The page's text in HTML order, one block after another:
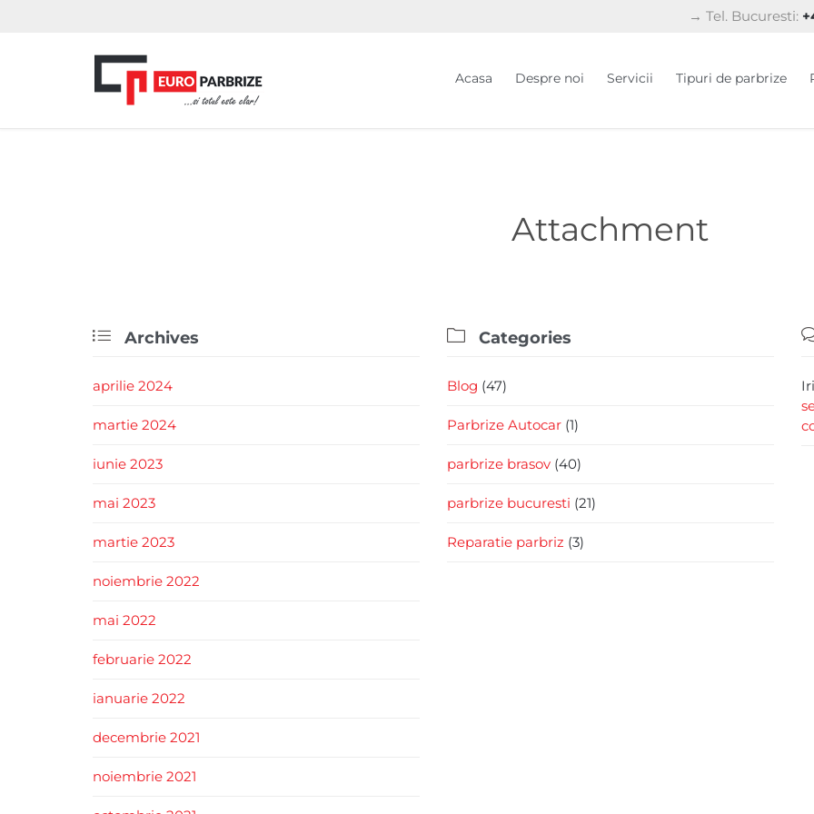
→ Tel. Bucuresti:
Acasa Despre noi Servicii Tipuri de parbrize
Attachment
 Archives
aprilie 2024
martie 2024
iunie 2023
mai 2023
martie 2023
noiembrie 2022
mai 2022
februarie 2022
ianuarie 2022
decembrie 2021
noiembrie 2021
 Categories
Blog (47)
Parbrize Autocar (1)
parbrize brasov (40)
parbrize bucuresti (21)
Reparatie parbriz (3)